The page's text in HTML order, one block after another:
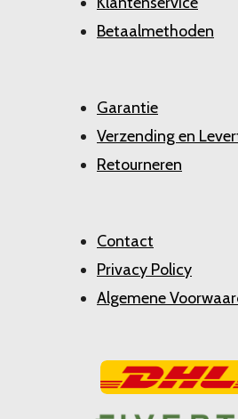
Betaalmethoden
Garantie
Verzending en
Retourneren
Contact
Privacy Policy
Algemene